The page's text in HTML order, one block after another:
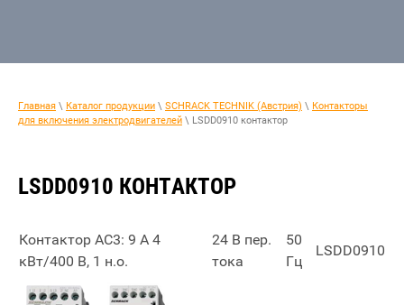
Главная \ Каталог продукции \ SCHRACK TECHNIK (Австрия) \ Контакторы
для включения электродвигателей \ LSDD0910 контактор
LSDD0910 КОНТАКТОР
Контактор АС3: 9 А 4
кВт/400 В, 1 н.о.
24 В пер.
тока
50
Гц
LSDD0910